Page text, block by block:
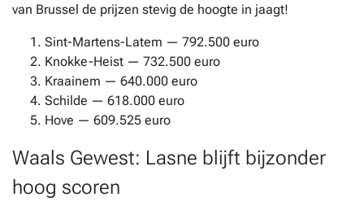
van Brussel de prijzen stevig de hoogte in jaagt!
Sint-Martens-Latem — 792.500 euro
Knokke-Heist — 732.500 euro
Kraainem — 640.000 euro
Schilde — 618.000 euro
Hove — 609.525 euro
Waals Gewest: Lasne blijft bijzonder
hoog scoren